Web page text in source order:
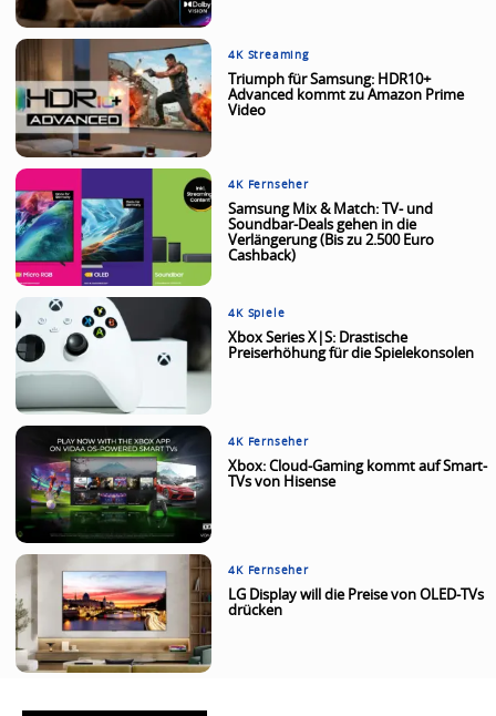
4K Streaming
Triumph für Samsung: HDR10+
Advanced kommt zu Amazon Prime
Video
4K Fernseher
Samsung Mix & Match: TV- und
Soundbar-Deals gehen in die
Verlängerung (Bis zu 2.500 Euro
Cashback)
4K Spiele
Xbox Series X|S: Drastische
Preiserhöhung für die Spielekonsolen
4K Fernseher
Xbox: Cloud-Gaming kommt auf Smart-
TVs von Hisense
4K Fernseher
LG Display will die Preise von OLED-TVs
drücken